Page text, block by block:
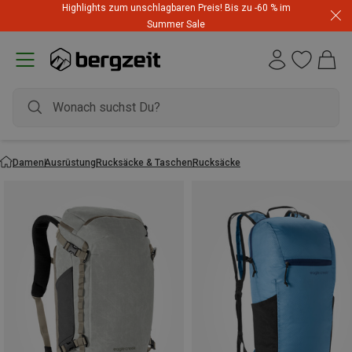
Highlights zum unschlagbaren Preis! Bis zu -60 % im
Summer Sale
DamenAusrüstungRucksäcke & TaschenRucksäcke